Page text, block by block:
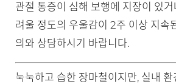
관절 통증이 심해 보행에 지장이 있거
려울 정도의 우울감이 2주 이상 지속
의와 상담하시기 바랍니다.
눅눅하고 습한 장마철이지만, 실내